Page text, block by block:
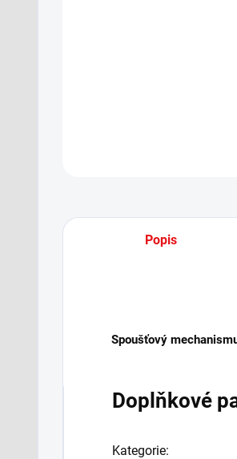
Popis
Spoušťový
Doplňkové
Kategorie: